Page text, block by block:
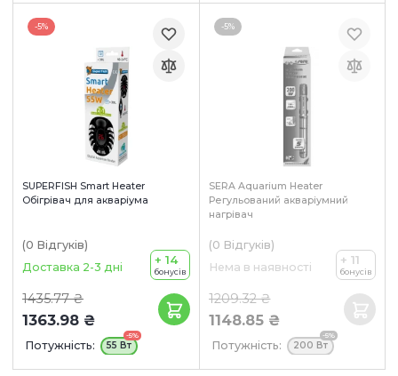
-5%
SUPERFISH Smart Heater
Обігрівач для акваріума
(0 Відгуків)
Доставка 2-3 дні
1435.77 ₴
1363.98 ₴
+ 14
бонусів
Потужність:
-5%
55 Вт
-5%
SERA Aquarium Heater
Регульований акваріумний
нагрівач
(0 Відгуків)
Нема в наявності
1209.32 ₴
1148.85 ₴
+ 11
бонусів
Потужність:
-5%
200 Вт